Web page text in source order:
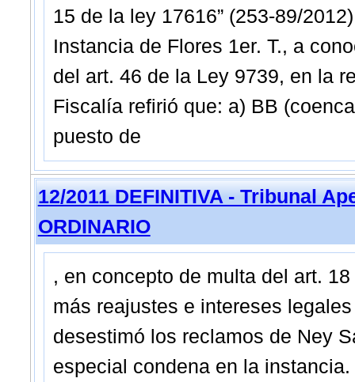
15 de la ley 17616” (253-89/
Instancia de Flores 1er. T., a
del art. 46 de la Ley 9739, en la
Fiscalía refirió que: a) BB
puesto de
12/2011 DEFINITIVA - Tribunal
ORDINARIO
, en concepto de multa del art.
más reajustes e intereses
desestimó los reclamos de Ney
especial condena en la